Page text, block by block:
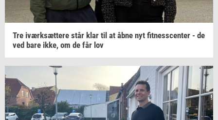
Tre iværk­sæt­te­re står klar til at åbne nyt fit­nes­scen­ter - de
ved bare ikke, om de får lov